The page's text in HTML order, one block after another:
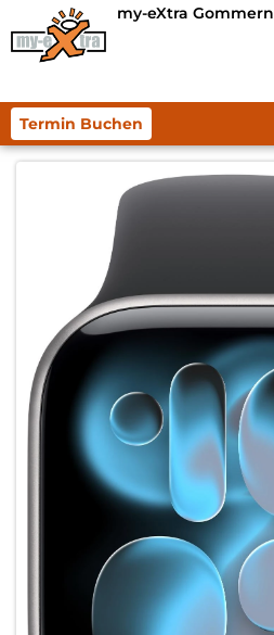
my-eXtra Gommern
Termin Buchen